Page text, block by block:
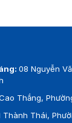
08 Nguyễn
Thắng,
Thành Thái,